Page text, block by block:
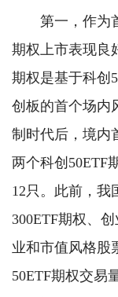
第一，作为首
期权上市表现良
期权是基于科创
创板的首个场内
制时代后，境内
两个科创50ETF
12只。此前，我
300ETF期权、
业和市值风格股
50ETF期权交易